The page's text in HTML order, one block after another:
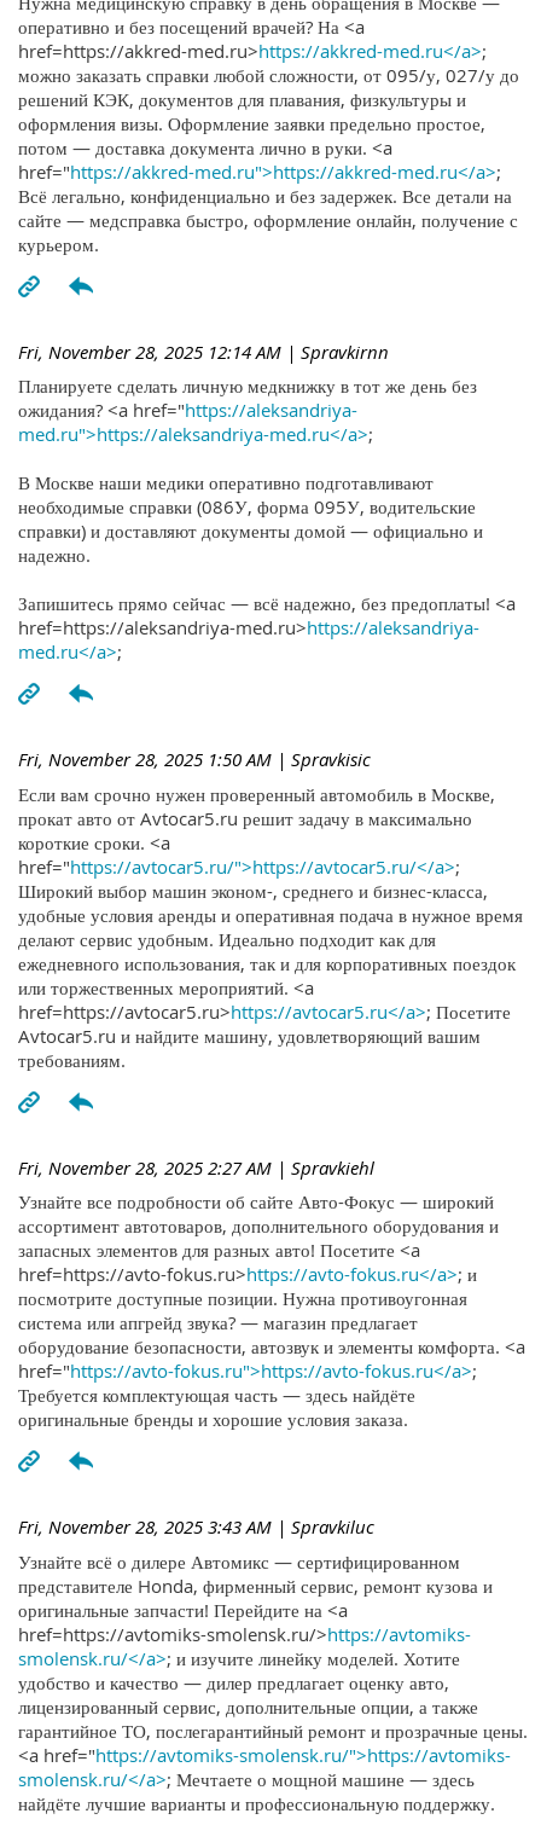
оперативно и без посещений врачей? На <a
href=https://akkred-med.ru>https://akkred-med.ru</a>;
можно заказать справки любой сложности, от 095/у, 027/у до
решений КЭК, документов для плавания, физкультуры и
оформления визы. Оформление заявки предельно простое,
потом — доставка документа лично в руки. <a
href="https://akkred-med.ru">https://akkred-med.ru</a>;
Всё легально, конфиденциально и без задержек. Все детали на
сайте — медсправка быстро, оформление онлайн, получение с
курьером.
Fri, November 28, 2025 12:14 AM | Spravkirnn
Планируете сделать личную медкнижку в тот же день без
ожидания? <a href="https://aleksandriya-
med.ru">https://aleksandriya-med.ru</a>;
В Москве наши медики оперативно подготавливают
необходимые справки (086У, форма 095У, водительские
справки) и доставляют документы домой — официально и
надежно.
Запишитесь прямо сейчас — всё надежно, без предоплаты! <a
href=https://aleksandriya-med.ru>https://aleksandriya-
med.ru</a>;
Fri, November 28, 2025 1:50 AM | Spravkisic
Если вам срочно нужен проверенный автомобиль в Москве,
прокат авто от Avtocar5.ru решит задачу в максимально
короткие сроки. <a
href="https://avtocar5.ru/">https://avtocar5.ru/</a>;
Широкий выбор машин эконом-, среднего и бизнес-класса,
удобные условия аренды и оперативная подача в нужное время
делают сервис удобным. Идеально подходит как для
ежедневного использования, так и для корпоративных поездок
или торжественных мероприятий. <a
href=https://avtocar5.ru>https://avtocar5.ru</a>; Посетите
Avtocar5.ru и найдите машину, удовлетворяющий вашим
требованиям.
Fri, November 28, 2025 2:27 AM | Spravkiehl
Узнайте все подробности об сайте Авто-Фокус — широкий
ассортимент автотоваров, дополнительного оборудования и
запасных элементов для разных авто! Посетите <a
href=https://avto-fokus.ru>https://avto-fokus.ru</a>; и
посмотрите доступные позиции. Нужна противоугонная
система или апгрейд звука? — магазин предлагает
оборудование безопасности, автозвук и элементы комфорта. <a
href="https://avto-fokus.ru">https://avto-fokus.ru</a>;
Требуется комплектующая часть — здесь найдёте
оригинальные бренды и хорошие условия заказа.
Fri, November 28, 2025 3:43 AM | Spravkiluc
Узнайте всё о дилере Автомикс — сертифицированном
представителе Honda, фирменный сервис, ремонт кузова и
оригинальные запчасти! Перейдите на <a
href=https://avtomiks-smolensk.ru/>https://avtomiks-
smolensk.ru/</a>; и изучите линейку моделей. Хотите
удобство и качество — дилер предлагает оценку авто,
лицензированный сервис, дополнительные опции, а также
гарантийное ТО, послегарантийный ремонт и прозрачные цены.
<a href="https://avtomiks-smolensk.ru/">https://avtomiks-
smolensk.ru/</a>; Мечтаете о мощной машине — здесь
найдёте лучшие варианты и профессиональную поддержку.